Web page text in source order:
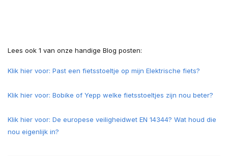
Lees ook 1 van onze handige Blog posten:
Klik hier voor: Past een fietsstoeltje op mijn Elektrische fiets?
Klik hier voor: Bobike of Yepp welke fietsstoeltjes zijn nou beter?
Klik hier voor: De europese veiligheidwet EN 14344? Wat houd die
nou eigenlijk in?